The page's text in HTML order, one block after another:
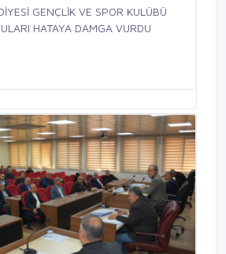
GENÇLİK VE SPOR KULÜBÜ
HATAYA DAMGA VURDU